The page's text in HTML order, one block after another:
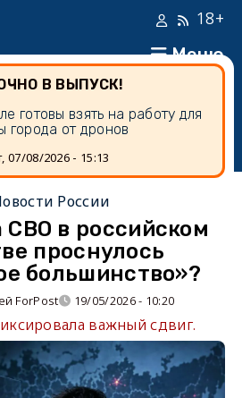
Меню
18+
В ВЫПУСК!
готовы взять на работу для
города от дронов
07/08/2026 - 15:13
России
СВО в российском
проснулось
большинство»?
ForPost 19/05/2026 - 10:20
важный сдвиг.